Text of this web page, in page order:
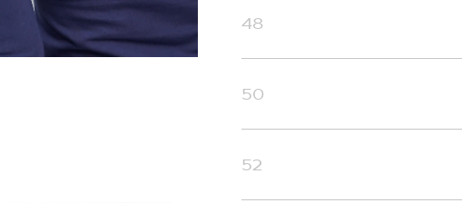
48
50
52